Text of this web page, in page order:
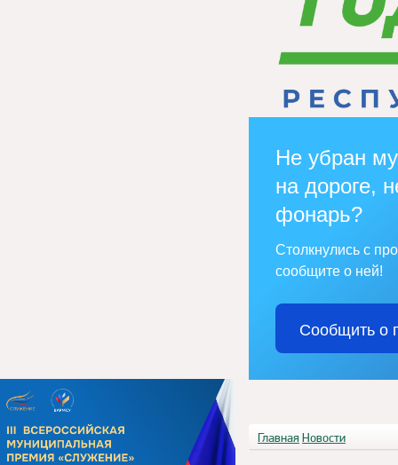
Не убран
на дороге,
фонарь?
Столкнулись с
сообщите о ней!
Сообщить о
Главная Новости